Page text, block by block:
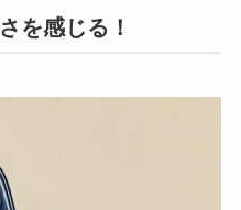
を感じる！